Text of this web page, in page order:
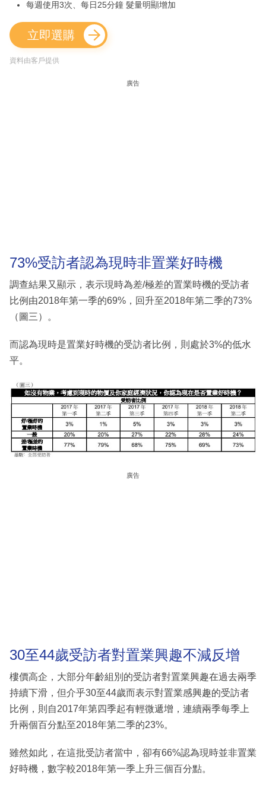
每週使用3次、每日25分鐘 髮量明顯增加
立即選購
資料由客戶提供
廣告
73%受訪者認為現時非置業好時機
調查結果又顯示，表示現時為差/極差的置業時機的受訪者
比例由2018年第一季的69%，回升至2018年第二季的73%
（圖三）。
而認為現時是置業好時機的受訪者比例，則處於3%的低水
平。
廣告
30至44歲受訪者對置業興趣不減反增
樓價高企，大部分年齡組別的受訪者對置業興趣在過去兩季
持續下滑，但介乎30至44歲而表示對置業感興趣的受訪者
比例，則自2017年第四季起有輕微遞增，連續兩季每季上
升兩個百分點至2018年第二季的23%。
雖然如此，在這批受訪者當中，卻有66%認為現時並非置業
好時機，數字較2018年第一季上升三個百分點。